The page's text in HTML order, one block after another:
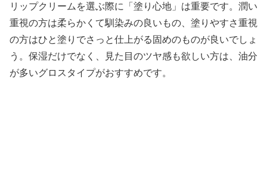
リップクリームを選ぶ際に「塗り心地」は重要です。潤い
重視の方は柔らかくて馴染みの良いもの、塗りやすさ重視
の方はひと塗りでさっと仕上がる固めのものが良いでしょ
う。保湿だけでなく、見た目のツヤ感も欲しい方は、油分
が多いグロスタイプがおすすめです。